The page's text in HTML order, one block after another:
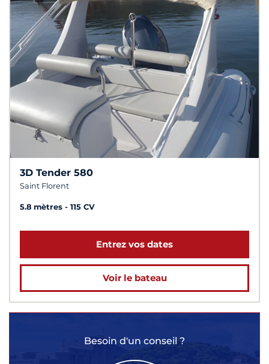
3D Tender 580
Saint Florent
5.8 mètres 115 CV
Entrez vos dates
Voir le bateau
Besoin d'un conseil ?